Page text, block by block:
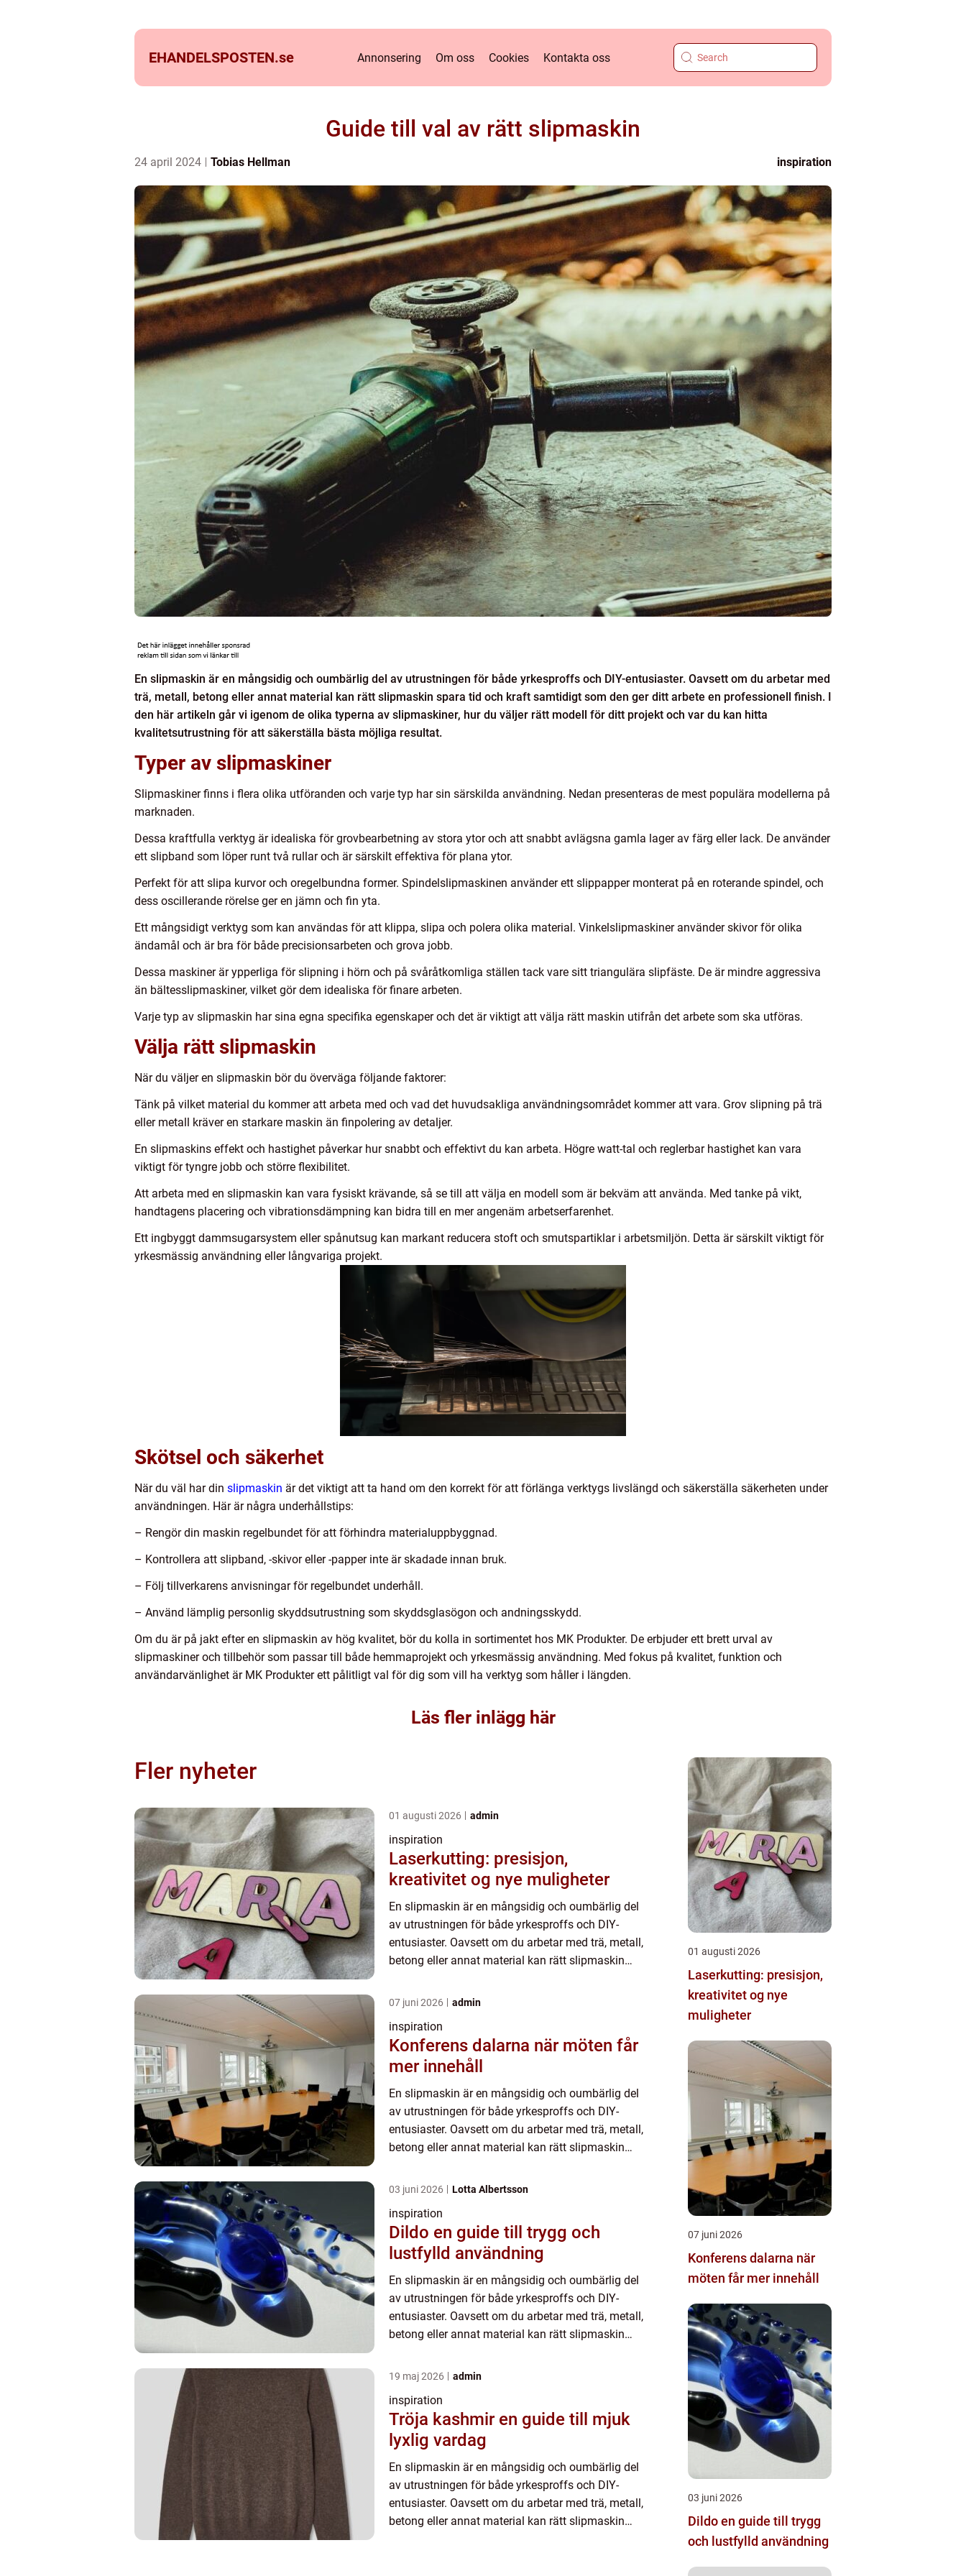
EHANDELSPOSTEN.se Annonsering Om oss Cookies Kontakta oss
Guide till val av rätt slipmaskin
24 april 2024 Tobias Hellman inspiration
En slipmaskin är en mångsidig och oumbärlig del av utrustningen för både yrkesproffs och DIY-entusiaster. Oavsett om du arbetar med
trä, metall, betong eller annat material kan rätt slipmaskin spara tid och kraft samtidigt som den ger ditt arbete en professionell finish. I
den här artikeln går vi igenom de olika typerna av slipmaskiner, hur du väljer rätt modell för ditt projekt och var du kan hitta
kvalitetsutrustning för att säkerställa bästa möjliga resultat.
Typer av slipmaskiner
Slipmaskiner finns i flera olika utföranden och varje typ har sin särskilda användning. Nedan presenteras de mest populära modellerna på
marknaden.
Dessa kraftfulla verktyg är idealiska för grovbearbetning av stora ytor och att snabbt avlägsna gamla lager av färg eller lack. De använder
ett slipband som löper runt två rullar och är särskilt effektiva för plana ytor.
Perfekt för att slipa kurvor och oregelbundna former. Spindelslipmaskinen använder ett slippapper monterat på en roterande spindel, och
dess oscillerande rörelse ger en jämn och fin yta.
Ett mångsidigt verktyg som kan användas för att klippa, slipa och polera olika material. Vinkelslipmaskiner använder skivor för olika
ändamål och är bra för både precisionsarbeten och grova jobb.
Dessa maskiner är ypperliga för slipning i hörn och på svåråtkomliga ställen tack vare sitt triangulära slipfäste. De är mindre aggressiva
än bältesslipmaskiner, vilket gör dem idealiska för finare arbeten.
Varje typ av slipmaskin har sina egna specifika egenskaper och det är viktigt att välja rätt maskin utifrån det arbete som ska utföras.
Välja rätt slipmaskin
När du väljer en slipmaskin bör du överväga följande faktorer:
Tänk på vilket material du kommer att arbeta med och vad det huvudsakliga användningsområdet kommer att vara. Grov slipning på trä
eller metall kräver en starkare maskin än finpolering av detaljer.
En slipmaskins effekt och hastighet påverkar hur snabbt och effektivt du kan arbeta. Högre watt-tal och reglerbar hastighet kan vara
viktigt för tyngre jobb och större flexibilitet.
Att arbeta med en slipmaskin kan vara fysiskt krävande, så se till att välja en modell som är bekväm att använda. Med tanke på vikt,
handtagens placering och vibrationsdämpning kan bidra till en mer angenäm arbetserfarenhet.
Ett ingbyggt dammsugarsystem eller spånutsug kan markant reducera stoft och smutspartiklar i arbetsmiljön. Detta är särskilt viktigt för
yrkesmässig användning eller långvariga projekt.
Skötsel och säkerhet
När du väl har din slipmaskin är det viktigt att ta hand om den korrekt för att förlänga verktygs livslängd och säkerställa säkerheten under
användningen. Här är några underhållstips:
– Rengör din maskin regelbundet för att förhindra materialuppbyggnad.
– Kontrollera att slipband, -skivor eller -papper inte är skadade innan bruk.
– Följ tillverkarens anvisningar för regelbundet underhåll.
– Använd lämplig personlig skyddsutrustning som skyddsglasögon och andningsskydd.
Om du är på jakt efter en slipmaskin av hög kvalitet, bör du kolla in sortimentet hos MK Produkter. De erbjuder ett brett urval av
slipmaskiner och tillbehör som passar till både hemmaprojekt och yrkesmässig användning. Med fokus på kvalitet, funktion och
användarvänlighet är MK Produkter ett pålitligt val för dig som vill ha verktyg som håller i längden.
Läs fler inlägg här
Fler nyheter
01 augusti 2026 admin
inspiration
Laserkutting: presisjon,
kreativitet og nye muligheter
En slipmaskin är en mångsidig och oumbärlig del
av utrustningen för både yrkesproffs och DIY-
entusiaster. Oavsett om du arbetar med trä, metall,
betong eller annat material kan rätt slipmaskin
07 juni 2026 admin
inspiration
Konferens dalarna när möten får
mer innehåll
En slipmaskin är en mångsidig och oumbärlig del
av utrustningen för både yrkesproffs och DIY-
entusiaster. Oavsett om du arbetar med trä, metall,
betong eller annat material kan rätt slipmaskin
03 juni 2026 Lotta Albertsson
inspiration
Dildo en guide till trygg och
lustfylld användning
En slipmaskin är en mångsidig och oumbärlig del
av utrustningen för både yrkesproffs och DIY-
entusiaster. Oavsett om du arbetar med trä, metall,
betong eller annat material kan rätt slipmaskin
19 maj 2026 admin
inspiration
Tröja kashmir en guide till mjuk
lyxlig vardag
En slipmaskin är en mångsidig och oumbärlig del
av utrustningen för både yrkesproffs och DIY-
entusiaster. Oavsett om du arbetar med trä, metall,
betong eller annat material kan rätt slipmaskin
01 augusti 2026
Laserkutting: presisjon,
kreativitet og nye
muligheter
07 juni 2026
Konferens dalarna när
möten får mer innehåll
03 juni 2026
Dildo en guide till trygg
och lustfylld användning